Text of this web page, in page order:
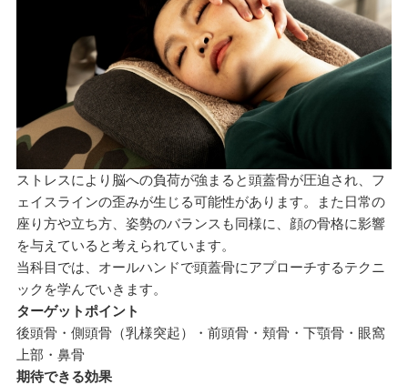
ストレスにより脳への負荷が強まると頭蓋骨が圧迫され、フ
ェイスラインの歪みが生じる可能性があります。また日常の
座り方や立ち方、姿勢のバランスも同様に、顔の骨格に影響
を与えていると考えられています。
当科目では、オールハンドで頭蓋骨にアプローチするテクニ
ックを学んでいきます。
ターゲットポイント
後頭骨・側頭骨（乳様突起）・前頭骨・頬骨・下顎骨・眼窩
上部・鼻骨
期待できる効果